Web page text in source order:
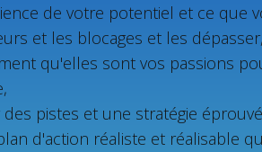
de votre potentiel et ce que
et les blocages et les dépasser,
qu'elles sont vos passions
pistes et une stratégie
d'action réaliste et réalisable